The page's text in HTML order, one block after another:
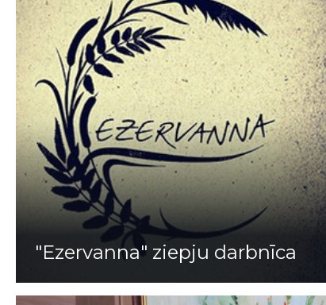
"Ezervanna" ziepju darbnīca